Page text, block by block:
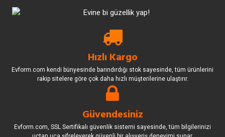
Hızlı Kargo
Evform.com kendi bünyesinde barındırdığı stok sayesinde, tüm ürünlerini
rakip sitelere göre çok daha hızlı müşterilerine ulaştırır.
Güvendesiniz
Evform.com, SSL Sertifikalı güvenlik sistemi sayesinde, tüm bilgilerinizi